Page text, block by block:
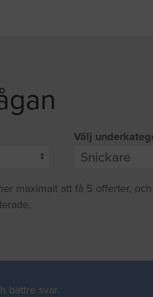
Välj
maximalt att få 5 offerter,
bättre svar.